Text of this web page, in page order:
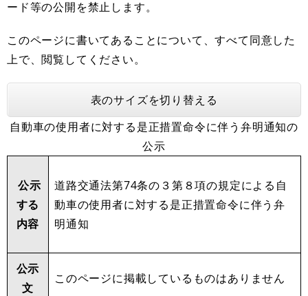
ード等の公開を禁止します。
このページに書いてあることについて、すべて同意した
上で、閲覧してください。
表のサイズを切り替える
自動車の使用者に対する是正措置命令に伴う弁明通知の
公示
公示
する
内容
道路交通法第74条の３第８項の規定による自
動車の使用者に対する是正措置命令に伴う弁
明通知
公示
文
このページに掲載しているものはありません